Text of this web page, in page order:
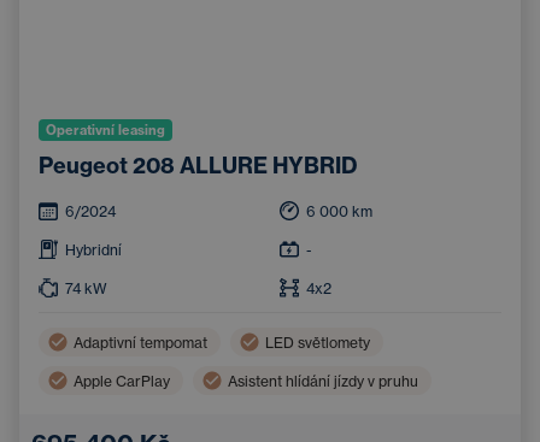
Operativní leasing
Peugeot 208 ALLURE HYBRID
6/2024 6 000 km
Hybridní -
74 kW 4x2
Adaptivní tempomat LED světlomety
Apple CarPlay Asistent hlídání jízdy v pruhu